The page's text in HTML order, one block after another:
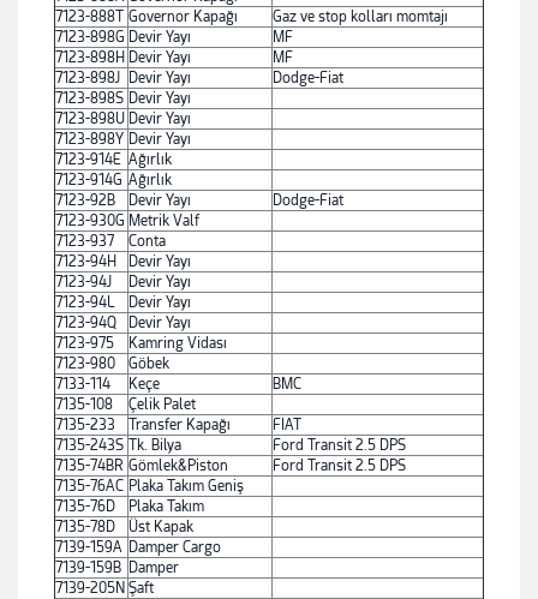
7123-888T
Governor Kapağı
Gaz ve stop kolları momtajı
7123-898G Devir Yayı
MF
7123-898H Devir Yayı
MF
7123-898J
Devir Yayı
Dodge-Fiat
7123-898S Devir Yayı
7123-898U Devir Yayı
7123-898Y Devir Yayı
7123-914E Ağırlık
7123-914G Ağırlık
7123-92B
Devir Yayı
Dodge-Fiat
7123-930G Metrik Valf
7123-937
Conta
7123-94H
Devir Yayı
7123-94J
Devir Yayı
7123-94L
Devir Yayı
7123-94Q
Devir Yayı
7123-975
Kamring Vidası
7123-980
Göbek
7133-114
Keçe
BMC
7135-108
Çelik Palet
7135-233
Transfer Kapağı
FIAT
7135-243S
Tk. Bilya
Ford Transit 2.5 DPS
7135-74BR Gömlek&Piston
Ford Transit 2.5 DPS
7135-76AC Plaka Takım Geniş
7135-76D
Plaka Takım
7135-78D
Üst Kapak
7139-159A Damper Cargo
7139-159B Damper
7139-205N Şaft